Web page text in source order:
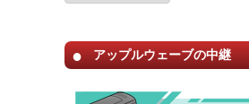
アップルウェーブの中継